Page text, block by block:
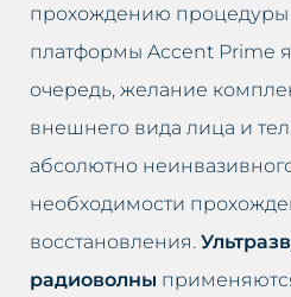
прохождению процедуры
платформы Accent Prime
очередь, желание
внешнего вида лица и
абсолютно
необходимости
восстановления.
радиоволны